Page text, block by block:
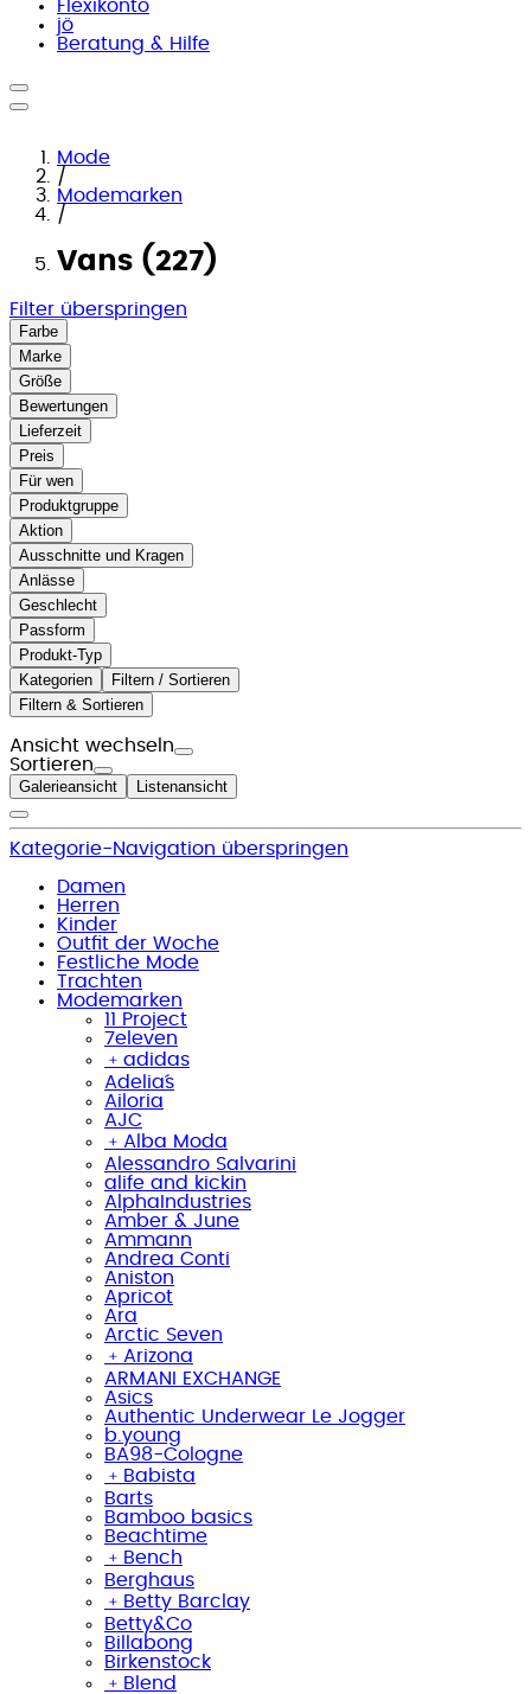
Flexikonto
jö
Beratung & Hilfe
Mode
/
Modemarken
/
Vans (227)
Filter überspringen
Farbe
Marke
Größe
Bewertungen
Lieferzeit
Preis
Für wen
Produktgruppe
Aktion
Ausschnitte und Kragen
Anlässe
Geschlecht
Passform
Produkt-Typ
Kategorien
Filtern / Sortieren
Filtern & Sortieren
Ansicht wechseln
Sortieren
Galerieansicht Listenansicht
Kategorie-Navigation überspringen
Damen
Herren
Kinder
Outfit der Woche
Festliche Mode
Trachten
Modemarken
11 Project
7eleven
﹢ adidas
Adelia´s
Ailoria
AJC
﹢ Alba Moda
Alessandro Salvarini
alife and kickin
AlphaIndustries
Amber & June
Ammann
Andrea Conti
Aniston
Apricot
Ara
Arctic Seven
﹢ Arizona
ARMANI EXCHANGE
Asics
Authentic Underwear Le Jogger
b.young
BA98-Cologne
﹢ Babista
Barts
Bamboo basics
Beachtime
﹢ Bench
Berghaus
﹢ Betty Barclay
Betty&Co
Billabong
Birkenstock
﹢ Blend